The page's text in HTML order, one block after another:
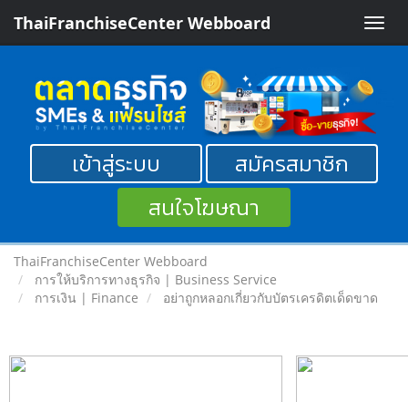
Toggle
ThaiFranchiseCenter Webboard
เข้าสู่ระบบ
สมัครสมาชิก
สนใจโฆษณา
ThaiFranchiseCenter Webboard
การให้บริการทางธุรกิจ | Business Service
การเงิน | Finance
อย่าถูกหลอกเกี่ยวกับบัตรเครดิตเด็ดขาด